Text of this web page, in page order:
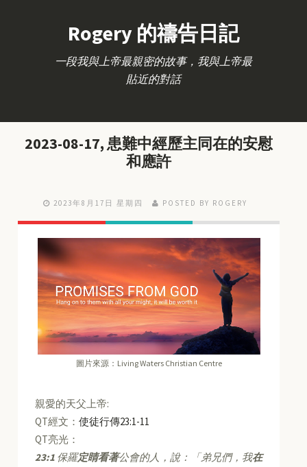
Rogery 的禱告日記
一段我與上帝最親密的故事，我與上帝最
貼近的對話
2023-08-17, 患難中經歷主同在的安慰
和應許
2023年8月17日 星期四 POSTED BY ROGERY
圖片來源：Living Waters Christian Centre
親愛的天父上帝:
QT經文：使徒行傳23:1-11
QT亮光：
23:1 保羅定睛看著公會的人，說：「弟兄們，我在